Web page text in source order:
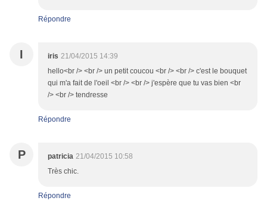
Répondre
I iris 21/04/2015 14:39
hello<br /> <br /> un petit coucou <br /> <br /> c'est le bouquet
qui m'a fait de l'oeil <br /> <br /> j'espère que tu vas bien <br
/> <br /> tendresse
Répondre
P patricia 21/04/2015 10:58
Très chic.
Répondre